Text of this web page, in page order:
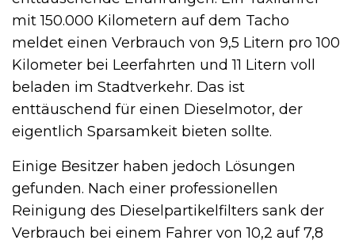
mit 150.000 Kilometern auf dem Tacho
meldet einen Verbrauch von 9,5 Litern pro 100
Kilometer bei Leerfahrten und 11 Litern voll
beladen im Stadtverkehr. Das ist
enttäuschend für einen Dieselmotor, der
eigentlich Sparsamkeit bieten sollte.
Einige Besitzer haben jedoch Lösungen
gefunden. Nach einer professionellen
Reinigung des Dieselpartikelfilters sank der
Verbrauch bei einem Fahrer von 10,2 auf 7,8